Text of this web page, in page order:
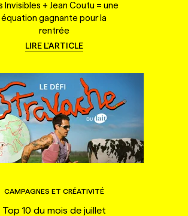
Invisibles + Jean Coutu = une
équation gagnante pour la
rentrée
LIRE L'ARTICLE
CAMPAGNES ET CRÉATIVITÉ
Top 10 du mois de juillet